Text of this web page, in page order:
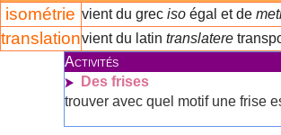
isométrie vient du grec isoégal et de
translationvient du latin translatere
Activités
Des frises
trouver avec quel motif une frise